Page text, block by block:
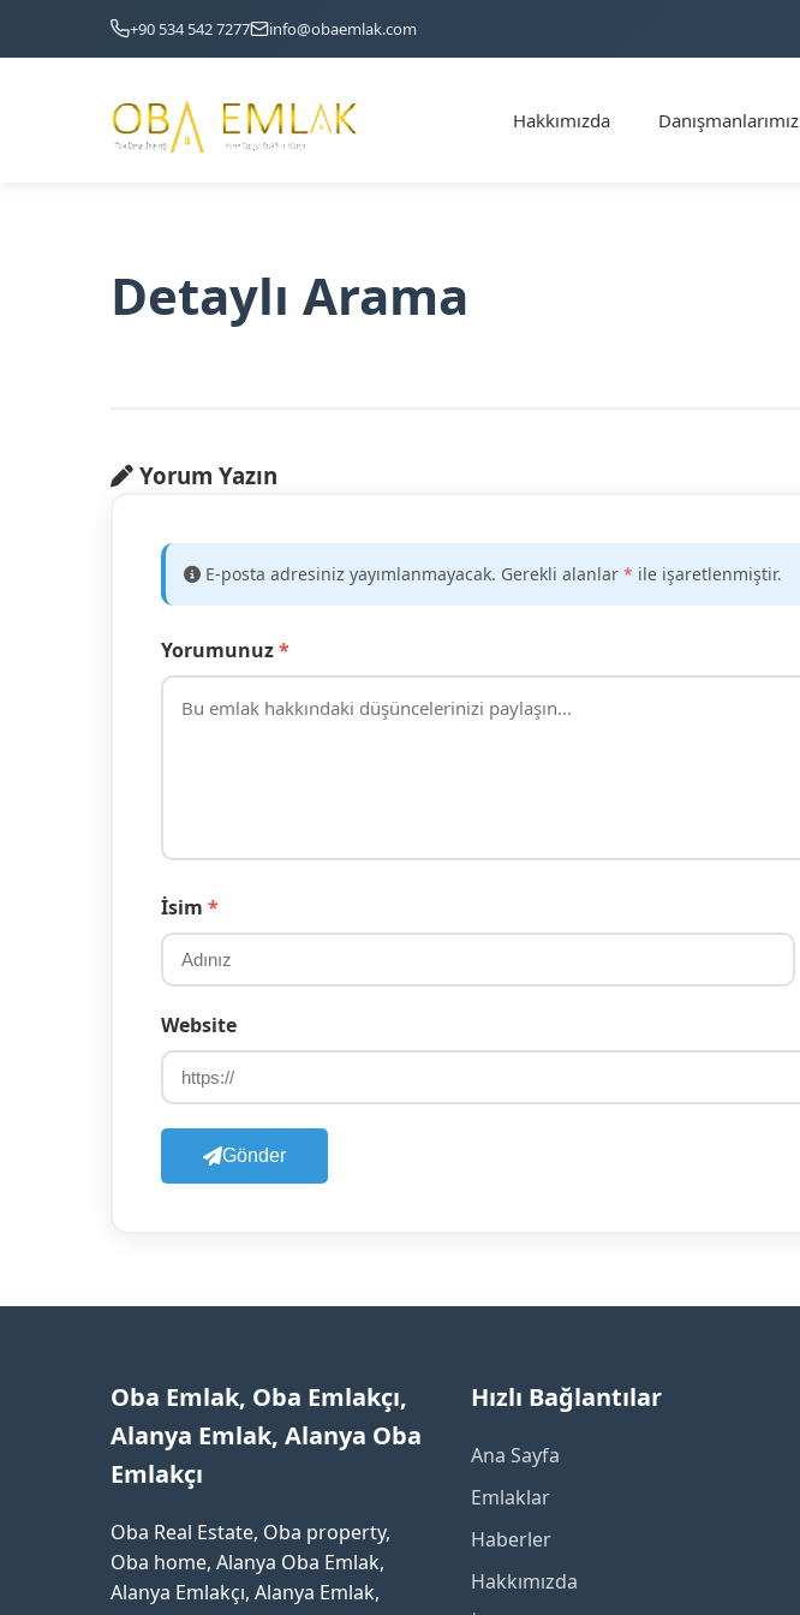
+90 534 542 7277 info@obaemlak.com
Hakkımızda Danışmanlarımız
Detaylı Arama
Yorum Yazın
E-posta adresiniz yayımlanmayacak. Gerekli alanlar * ile işaretlenmiştir.
Yorumunuz*
İsim *
Website
Gönder
Oba Emlak, Oba Emlakçı,
Alanya Emlak, Alanya Oba
Emlakçı
Oba Real Estate, Oba property,
Oba home, Alanya Oba Emlak,
Alanya Emlakçı, Alanya Emlak,
Hızlı Bağlantılar
Ana Sayfa
Emlaklar
Haberler
Hakkımızda